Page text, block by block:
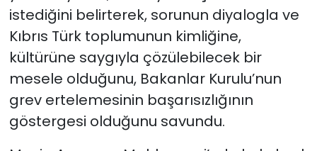
istediğini belirterek, sorunun diyalogla ve
Kıbrıs Türk toplumunun kimliğine,
kültürüne saygıyla çözülebilecek bir
mesele olduğunu, Bakanlar Kurulu’nun
grev ertelemesinin başarısızlığının
göstergesi olduğunu savundu.